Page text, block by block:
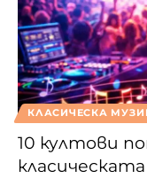
КЛАСИЧЕСКА
10 култови